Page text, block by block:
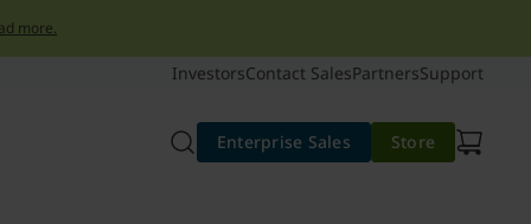
more.
InvestorsContact SalesPartnersSupport
Enterprise Sales Store